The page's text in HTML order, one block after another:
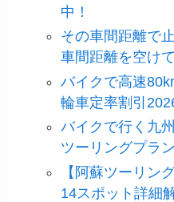
中！
その車間距離で
車間距離を空け
バイクで高速
輪車定率割引
バイクで行く九
ツーリングプラ
【阿蘇ツーリン
14スポット詳細